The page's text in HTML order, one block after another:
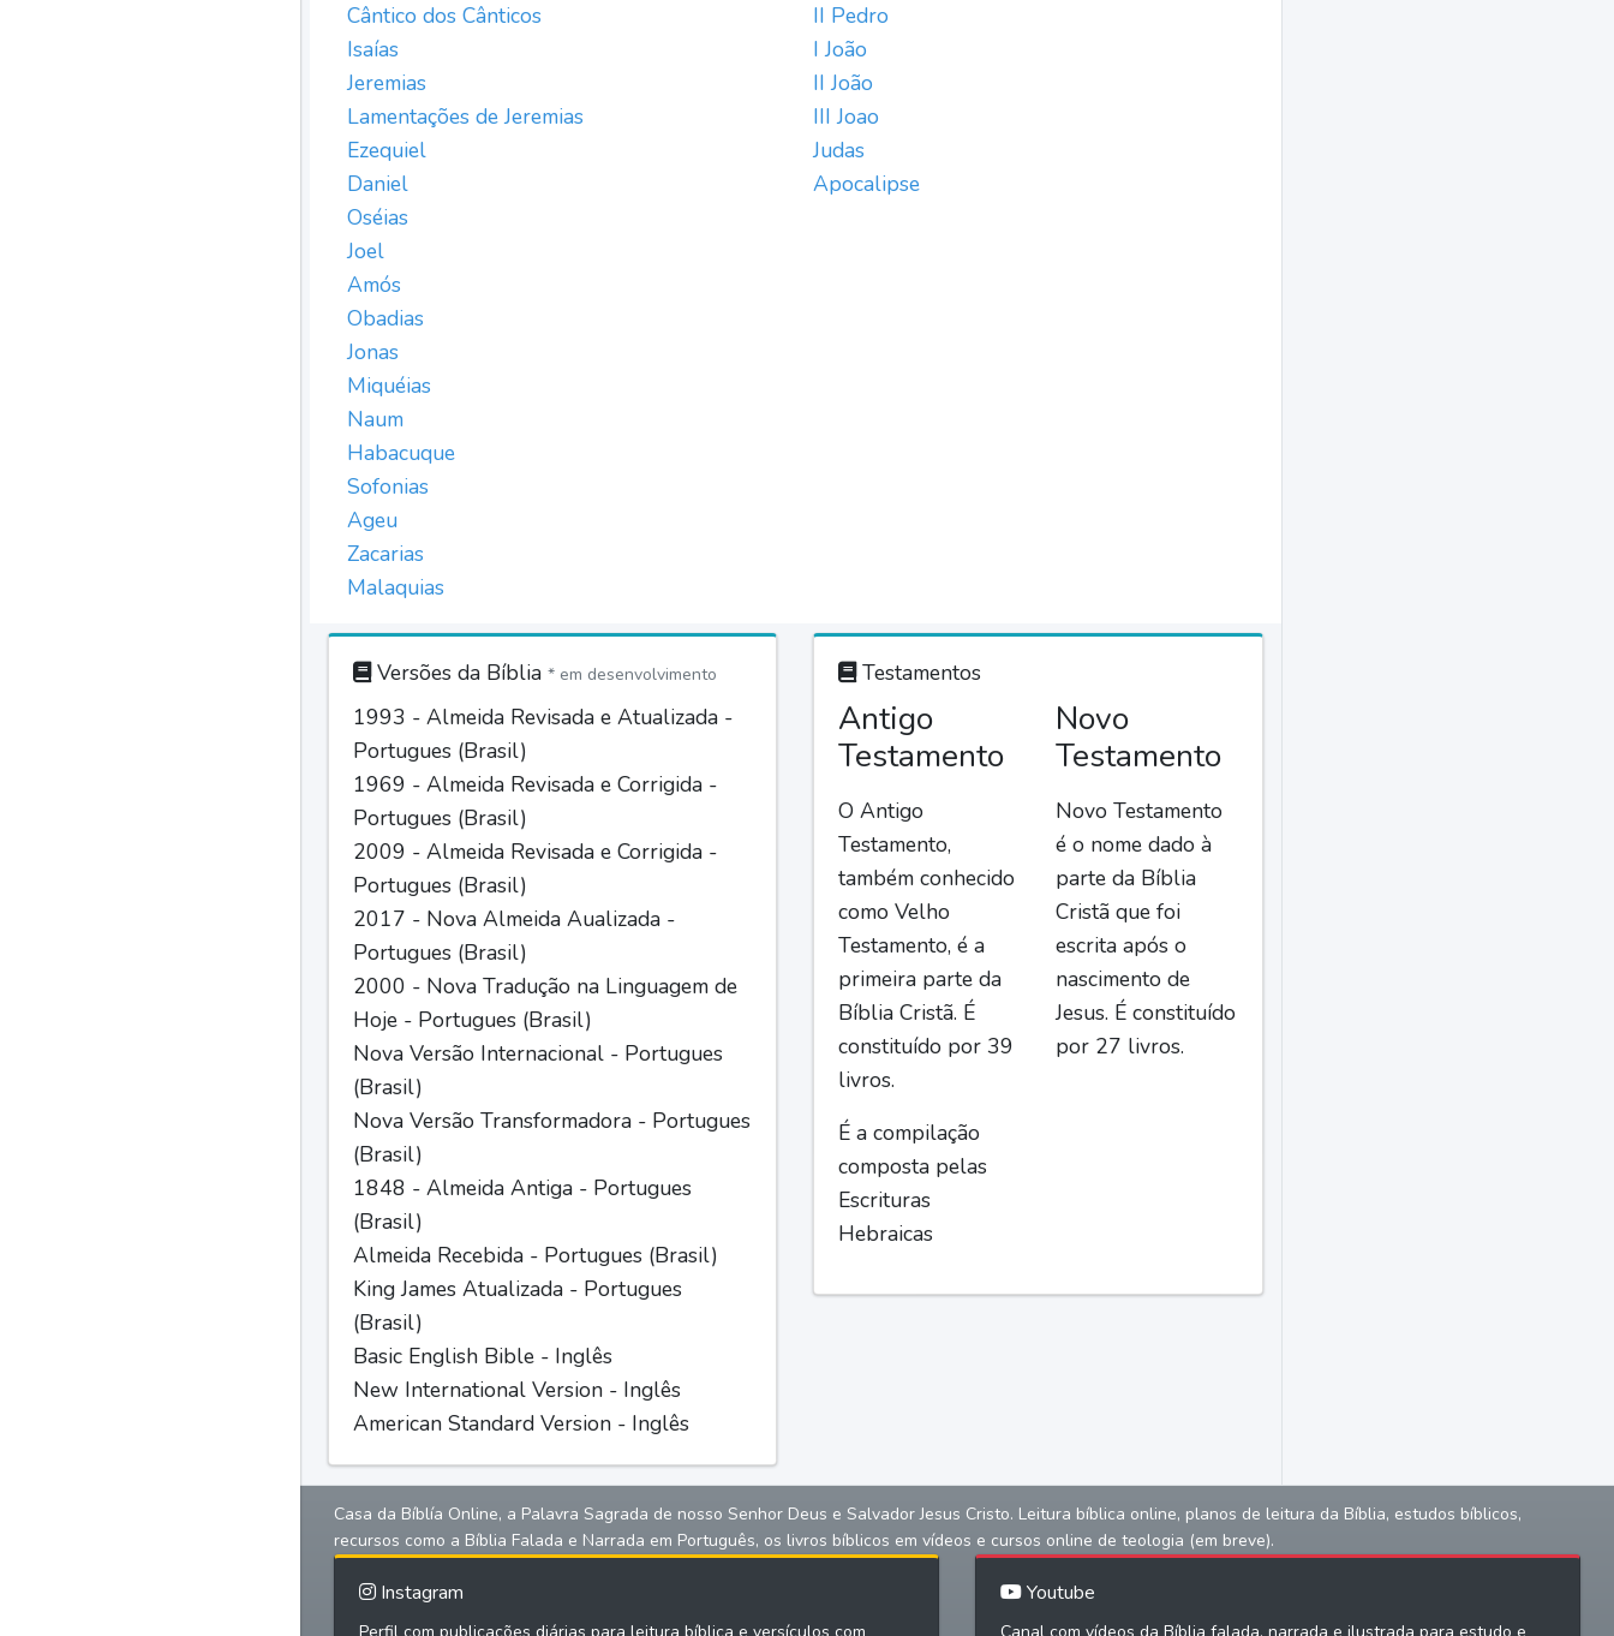
Cântico dos Cânticos
Isaías
Jeremias
Lamentações de Jeremias
Ezequiel
Daniel
Oséias
Joel
Amós
Obadias
Jonas
Miquéias
Naum
Habacuque
Sofonias
Ageu
Zacarias
Malaquias
II Pedro
I João
II João
III Joao
Judas
Apocalipse
Versões da Bíblia * em desenvolvimento
1993 - Almeida Revisada e Atualizada -
Portugues (Brasil)
1969 - Almeida Revisada e Corrigida -
Portugues (Brasil)
2009 - Almeida Revisada e Corrigida -
Portugues (Brasil)
2017 - Nova Almeida Aualizada -
Portugues (Brasil)
2000 - Nova Tradução na Linguagem de
Hoje - Portugues (Brasil)
Nova Versão Internacional - Portugues
(Brasil)
Nova Versão Transformadora - Portugues
(Brasil)
1848 - Almeida Antiga - Portugues
(Brasil)
Almeida Recebida - Portugues (Brasil)
King James Atualizada - Portugues
(Brasil)
Basic English Bible - Inglês
New International Version - Inglês
American Standard Version - Inglês
Testamentos
Antigo
Testamento
O Antigo
Testamento,
também conhecido
como Velho
Testamento, é a
primeira parte da
Bíblia Cristã. É
constituído por 39
livros.
É a compilação
composta pelas
Escrituras
Hebraicas
Novo
Testamento
Novo Testamento
é o nome dado à
parte da Bíblia
Cristã que foi
escrita após o
nascimento de
Jesus. É constituído
por 27 livros.
Casa da Bíblía Online, a Palavra Sagrada de nosso Senhor Deus e Salvador Jesus Cristo. Leitura bíblica online, planos de leitura da Bíblia, estudos bíblicos,
recursos como a Bíblia Falada e Narrada em Português, os livros bíblicos em vídeos e cursos online de teologia (em breve).
Instagram Youtube